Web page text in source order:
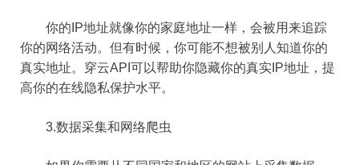
你的IP地址就像你的家庭地址一样，会被用来追踪
你的网络活动。但有时候，你可能不想被别人知道你的
真实地址。穿云API可以帮助你隐藏你的真实IP地址，提
高你的在线隐私保护水平。
3.数据采集和网络爬虫